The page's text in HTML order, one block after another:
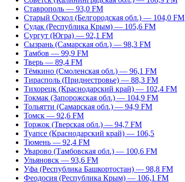
Ставрополь — 93,0 FM
Старый Оскол (Белгородская обл.) — 104,0 FM
Судак (Республика Крым) — 105,6 FM
Сургут (Югра) — 92,1 FM
Сызрань (Самарская обл.) — 98,3 FM
Тамбов — 99,9 FM
Тверь — 89,4 FM
Тёмкино (Смоленская обл.) — 96,1 FM
Тирасполь (Приднестровье) — 88,3 FM
Тихорецк (Краснодарский край) — 102,4 FM
Токмак (Запорожская обл.) — 104,9 FM
Тольятти (Самарская обл.) — 94,9 FM
Томск — 92,6 FM
Торжок (Тверская обл.) — 94,7 FM
Туапсе (Краснодарский край) — 106,5
Тюмень — 92,4 FM
Уварово (Тамбовская обл.) — 100,6 FM
Ульяновск — 93,6 FM
Уфа (Республика Башкортостан) — 98,8 FM
Феодосия (Республика Крым) — 106,1 FM